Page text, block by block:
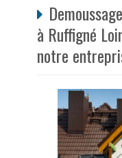
à Ruffigné
notre